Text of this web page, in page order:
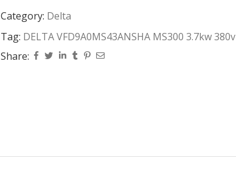
Category: Delta
Tag: DELTA VFD9A0MS43ANSHA MS300 3.7kw 380v
Share: